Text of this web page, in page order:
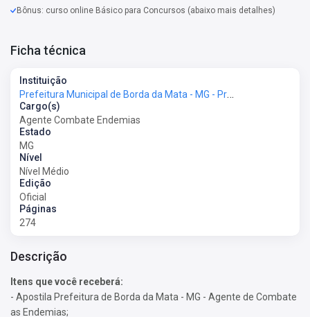
Bônus: curso online Básico para Concursos (abaixo mais detalhes)
Ficha técnica
Instituição
Prefeitura Municipal de Borda da Mata - MG - Prefeitura de Borda da Mata - MG
Cargo(s)
Agente Combate Endemias
Estado
MG
Nível
Nível Médio
Edição
Oficial
Páginas
274
Descrição
Itens que você receberá:
- Apostila Prefeitura de Borda da Mata - MG - Agente de Combate
as Endemias;